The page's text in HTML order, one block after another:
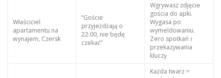
Właściciel
apartamentu na
wynajem, Czersk
“Goście
przyjeżdżają o
22:00, nie będę
czekać”
Wgrywasz zdjęcie
gościa do apki.
Wygasa po
wymeldowaniu.
Zero spotkań i
przekazywania
kluczy
Każda twarz =